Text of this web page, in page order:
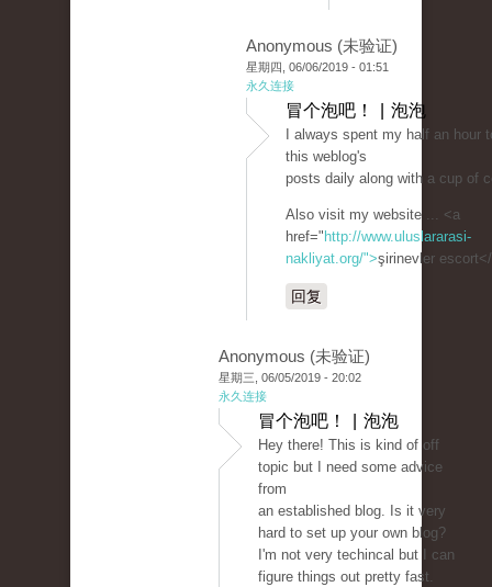
Anonymous (未验证)
星期四, 06/06/2019 - 01:51
永久连接
冒个泡吧！ | 泡泡
I always spent my half an hour
this weblog's
posts daily along with a cup of
Also visit my website ... <a
href=" http://www.uluslararasi-
nakliyat.org/">şirinevler
回复
Anonymous (未验证)
星期三, 06/05/2019 - 20:02
永久连接
冒个泡吧！ | 泡泡
Hey there! This is kind of off
topic but I need some advice
from
an established blog. Is it very
hard to set up your own blog?
I'm not very techincal but I can
figure things out pretty fast.